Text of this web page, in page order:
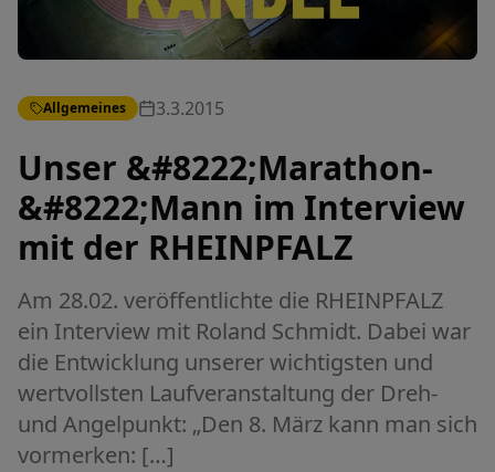
Allgemeines 3.3.2015
Unser &#8222;Marathon-
&#8222;Mann im Interview
mit der RHEINPFALZ
Am 28.02. veröffentlichte die RHEINPFALZ
ein Interview mit Roland Schmidt. Dabei war
die Entwicklung unserer wichtigsten und
wertvollsten Laufveranstaltung der Dreh-
und Angelpunkt: „Den 8. März kann man sich
vormerken: […]